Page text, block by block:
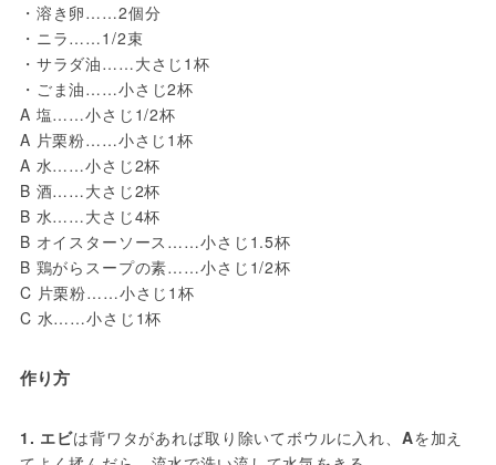
・溶き卵……2個分
・ニラ……1/2束
・サラダ油……大さじ1杯
・ごま油……小さじ2杯
A 塩……小さじ1/2杯
A 片栗粉……小さじ1杯
A 水……小さじ2杯
B 酒……大さじ2杯
B 水……大さじ4杯
B オイスターソース……小さじ1.5杯
B 鶏がらスープの素……小さじ1/2杯
C 片栗粉……小さじ1杯
C 水……小さじ1杯
作り方
1. エビは背ワタがあれば取り除いてボウルに入れ、 Aを加え